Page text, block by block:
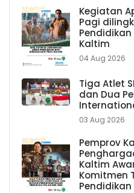
Kegiatan
Pagi
Kaltim
04 Aug 2026
Tiga Atlet
dan Dua
03 Aug 2026
Pemprov
Kaltim
Komitmen
Pendidikan